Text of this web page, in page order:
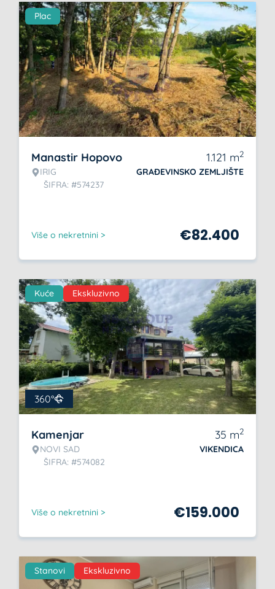
Plac
Manastir Hopovo
IRIG
ŠIFRA: #574237
1.121 m2
GRAĐEVINSKO ZEMLJIŠTE
Više o nekretnini > €82.400
Kuće Ekskluzivno
360°
Kamenjar
NOVI SAD
ŠIFRA: #574082
35 m2
VIKENDICA
Više o nekretnini > €159.000
Stanovi Ekskluzivno